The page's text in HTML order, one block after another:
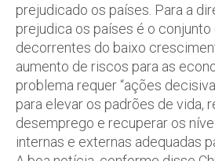
prejudicado os países. Para a
prejudica os países é o
decorrentes do baixo
aumento de riscos para as
problema requer “ações
para elevar os padrões de vida,
desemprego e recuperar os
internas e externas adequadas